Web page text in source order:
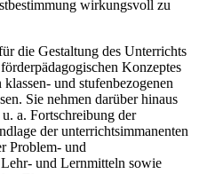
wirkungsvoll zu
die Gestaltung des Unterrichts
Konzeptes
und stufenbezogenen
Sie nehmen darüber hinaus
a. Fortschreibung der
der unterrichtsimmanenten
Problem- und
und Lernmitteln sowie